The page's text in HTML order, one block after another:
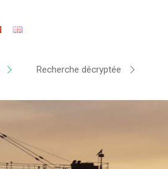
Recherche décryptée